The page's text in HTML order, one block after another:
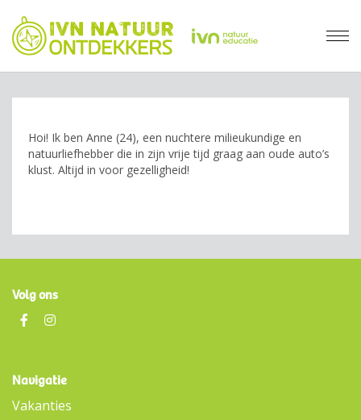
Hoi! Ik ben Anne (24), een nuchtere milieukundige en
natuurliefhebber die in zijn vrije tijd graag aan oude auto’s
klust. Altijd in voor gezelligheid!
Volg ons
Navigatie
Vakanties